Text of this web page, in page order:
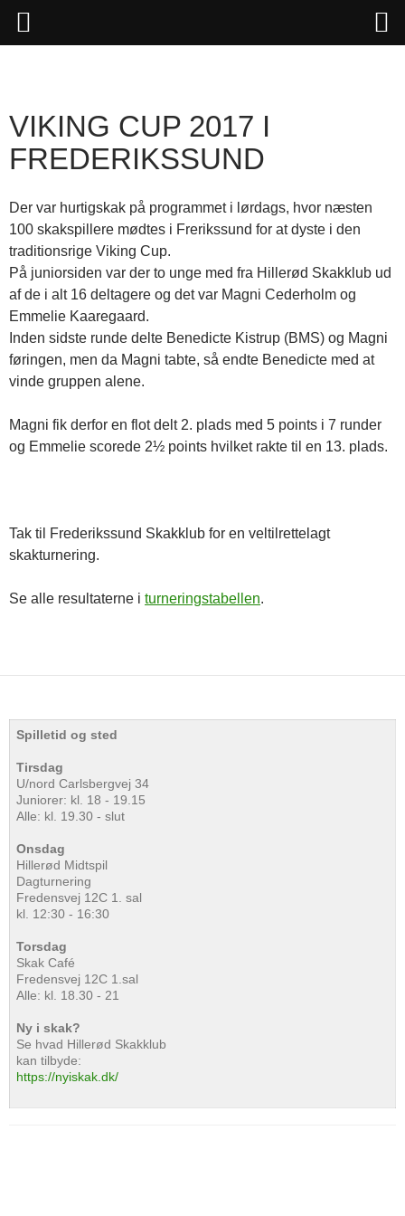
VIKING CUP 2017 I
FREDERIKSSUND
Der var hurtigskak på programmet i lørdags, hvor næsten
100 skakspillere mødtes i Frerikssund for at dyste i den
traditionsrige Viking Cup.
På juniorsiden var der to unge med fra Hillerød Skakklub ud
af de i alt 16 deltagere og det var Magni Cederholm og
Emmelie Kaaregaard.
Inden sidste runde delte Benedicte Kistrup (BMS) og Magni
føringen, men da Magni tabte, så endte Benedicte med at
vinde gruppen alene.
Magni fik derfor en flot delt 2. plads med 5 points i 7 runder
og Emmelie scorede 2½ points hvilket rakte til en 13. plads.
Tak til Frederikssund Skakklub for en veltilrettelagt
skakturnering.
Se alle resultaterne i turneringstabellen.
Spilletid og sted
Tirsdag
U/nord Carlsbergvej 34
Juniorer: kl. 18 - 19.15
Alle: kl. 19.30 - slut
Onsdag
Hillerød Midtspil
Dagturnering
Fredensvej 12C 1. sal
kl. 12:30 - 16:30
Torsdag
Skak Café
Fredensvej 12C 1.sal
Alle: kl. 18.30 - 21
Ny i skak?
Se hvad Hillerød Skakklub
kan tilbyde:
https://nyiskak.dk/